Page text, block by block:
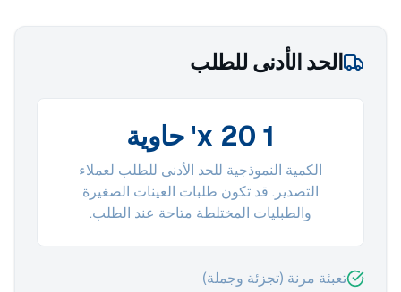
الحد الأدنى للطلب
1 x 20' حاوية
الكمية النموذجية للحد الأدنى للطلب لعملاء
التصدير. قد تكون طلبات العينات الصغيرة
والطبليات المختلطة متاحة عند الطلب.
تعبئة مرنة (تجزئة وجملة)